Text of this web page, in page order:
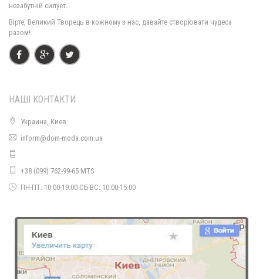
незабутній силует.
Вірте, Великий Творець в кожному з нас, давайте створювати чудеса
разом!
НАШІ КОНТАКТИ
Украина, Киев
inform@dom-moda.com.ua
+38 (099) 762-99-65 MTS
ПН-ПТ: 10:00-19:00 СБ-ВС: 10:00-15:00